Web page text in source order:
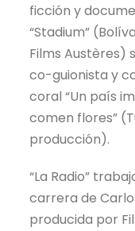
ficción y
“Stadium”
Films Austères)
co-guionista y
coral “Un país
comen flores”
producción).
“La Radio”
carrera de
producida por